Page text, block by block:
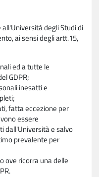
degli Studi di
ai sensi degli artt.15,
ed a tutte le
GDPR;
inesatti e
fatta eccezione per
essere
dall'Università e salvo
prevalente per
ove ricorra una delle